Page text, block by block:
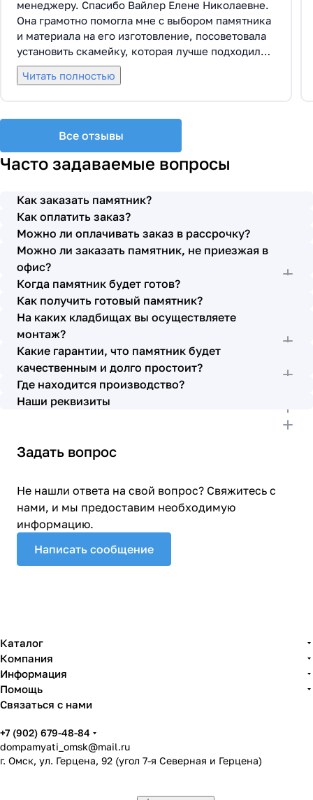
менеджеру. Спасибо Вайлер Елене Николаевне.
Она грамотно помогла мне с выбором памятника
и материала на его изготовление, посоветовала
установить скамейку, которая лучше подходила
по общему дизайну. Вышли на улицу, посмотрели
представленные варианты, я определилась с
все этапы которого были выполнены вовремя и
без нареканий с нашей стороны, все наши
просьбы учтены. В первое наше обращение мы
бригада Головачёва Владимира. Поэтому и в этот
раз я поросила, если можно, то назначить эту же
бригаду. Мне пошли на встречу, спасибо. Ребята
работают спокойно, но в тоже время, соблюдая
всю технологию, работаю слаженно и
качественно. Я присутствовала при монтаже,
ребят это нисколько не смутило. Они, как и
Елена Николаевна, ответили на все мои вопросы,
которые возникли в процессе. Спасибо.
Выражаю благодарность от имени всей нашей
семьи за выполнение заказа в срок и
качественно. К руководству просьба по-
возможности премировать работников.
Читать полностью
Все отзывы
Часто задаваемые вопросы
Как заказать памятник?
Как оплатить заказ?
Можно ли оплачивать заказ в рассрочку?
Можно ли заказать памятник, не приезжая в
офис?
Когда памятник будет готов?
Как получить готовый памятник?
На каких кладбищах вы осуществляете
монтаж?
Какие гарантии, что памятник будет
качественным и долго простоит?
Где находится производство?
Наши реквизиты
Задать вопрос
Не нашли ответа на свой вопрос? Свяжитесь с
нами, и мы предоставим необходимую
информацию.
Написать сообщение
Каталог
Компания
Информация
Помощь
Связаться с нами
+7 (902) 679-48-84
dompamyati_omsk@mail.ru
г. Омск, ул. Герцена, 92 (угол 7-я Северная и Герцена)